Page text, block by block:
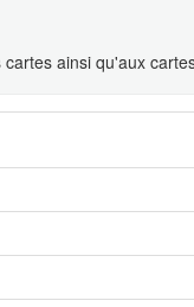
ainsi qu'aux